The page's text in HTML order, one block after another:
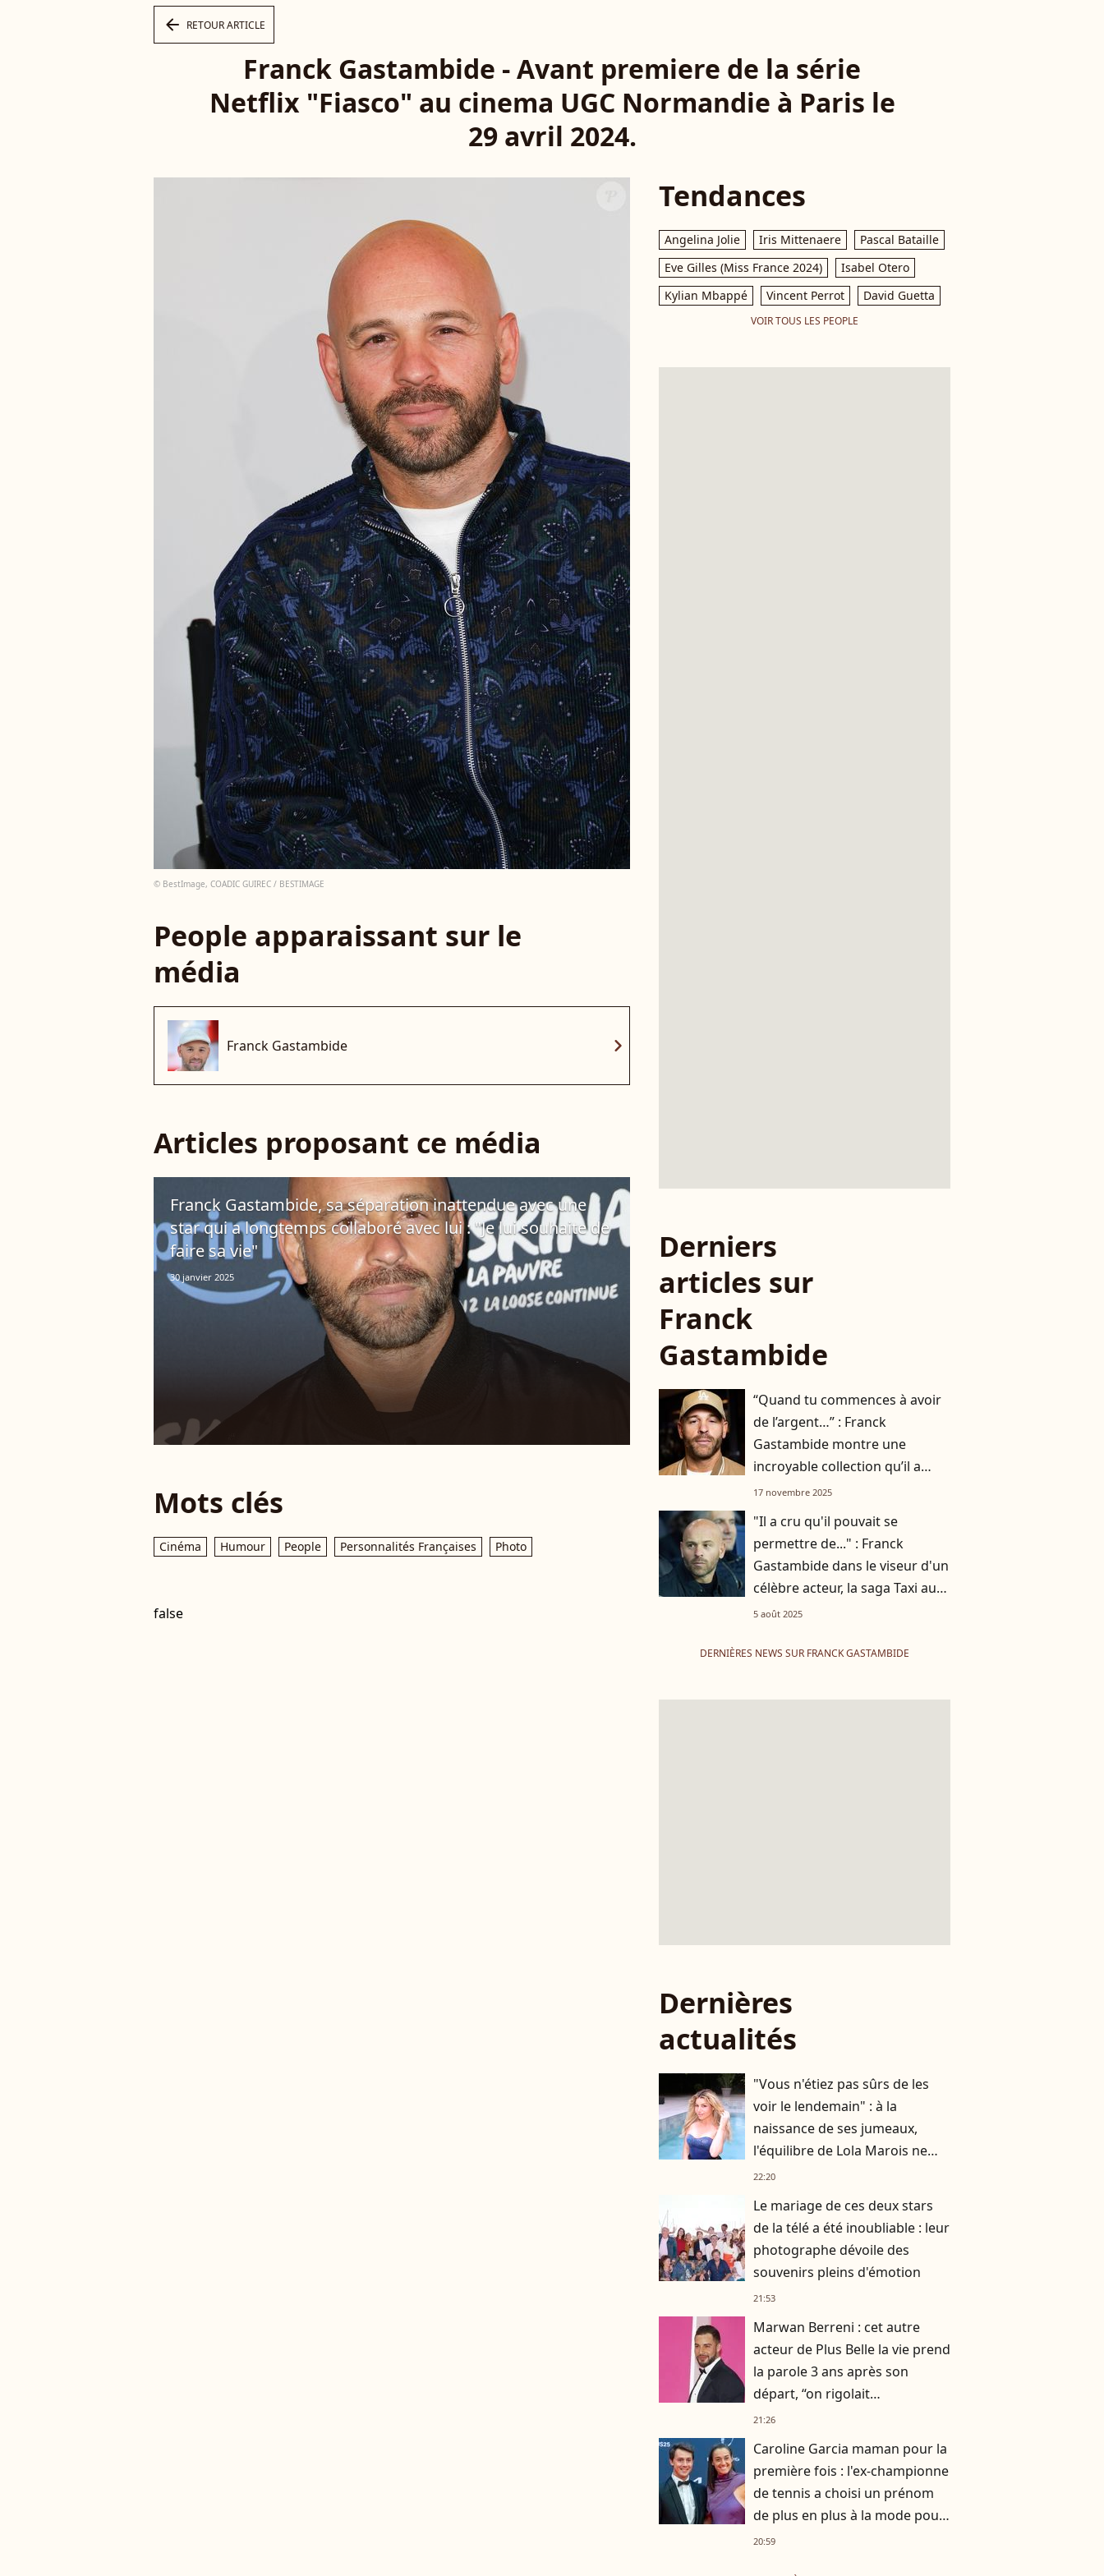
arrow_left RETOUR ARTICLE
Franck Gastambide - Avant premiere de la série
Netflix "Fiasco" au cinema UGC Normandie à Paris le
29 avril 2024.
© BestImage, COADIC GUIREC / BESTIMAGE
People apparaissant sur le
média
Franck Gastambide chevron_right
Articles proposant ce média
Franck Gastambide, sa séparation inattendue avec une
star qui a longtemps collaboré avec lui : "Je lui souhaite de
faire sa vie"
30 janvier 2025
Mots clés
Cinéma Humour People Personnalités Françaises Photo
false
Tendances
Angelina Jolie Iris Mittenaere
Pascal Bataille
Eve Gilles (Miss France 2024)
Isabel Otero
Kylian Mbappé
Vincent Perrot David Guetta
VOIR TOUS LES PEOPLE
Derniers
articles sur
Franck
Gastambide
“Quand tu commences à avoir
de l’argent…” : Franck
Gastambide montre une
incroyable collection qu’il a
chez lui et prend une belle
17 novembre 2025
"Il a cru qu'il pouvait se
permettre de..." : Franck
Gastambide dans le viseur d'un
célèbre acteur, la saga Taxi au
coeur de leur désaccord
5 août 2025
DERNIÈRES NEWS SUR FRANCK GASTAMBIDE
Dernières
actualités
"Vous n'étiez pas sûrs de les
voir le lendemain" : à la
naissance de ses jumeaux,
l'équilibre de Lola Marois ne
tenait qu'à un fil
22:20
Le mariage de ces deux stars
de la télé a été inoubliable : leur
photographe dévoile des
souvenirs pleins d'émotion
21:53
Marwan Berreni : cet autre
acteur de Plus Belle la vie prend
la parole 3 ans après son
départ, “on rigolait
énormément, on se prenait la
21:26
Caroline Garcia maman pour la
première fois : l'ex-championne
de tennis a choisi un prénom
de plus en plus à la mode pour
son fils
20:59